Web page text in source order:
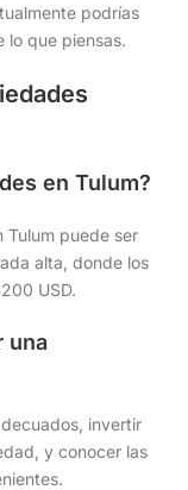
podrías
lo que piensas.
en Tulum?
Tulum puede ser
alta, donde los
USD.
una
invertir
y conocer las